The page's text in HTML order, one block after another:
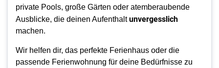
private Pools, große Gärten oder atemberaubende
Ausblicke, die deinen Aufenthaltunvergesslich
machen.
Wir helfen dir, das perfekte Ferienhaus oder die
passende Ferienwohnung für deine Bedürfnisse zu